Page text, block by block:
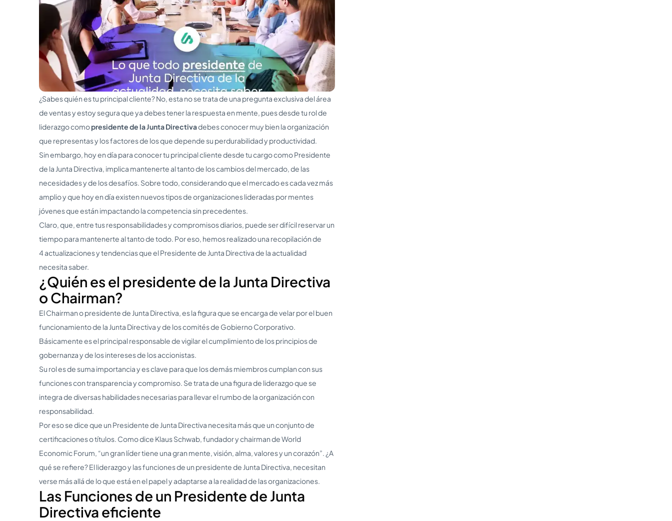
¿Sabes quién es tu principal cliente? No, esta no se trata de una pregunta exclusiva del área
de ventas y estoy segura que ya debes tener la respuesta en mente, pues desde tu rol de
liderazgo comopresidente de la Junta Directivadebes conocer muy bien la organización
que representas y los factores de los que depende su perdurabilidad y productividad.
Sin embargo, hoy en día para conocer tu principal cliente desde tu cargo como Presidente
de la Junta Directiva, implica mantenerte al tanto de los cambios del mercado, de las
necesidades y de los desafíos. Sobre todo, considerando que el mercado es cada vez más
amplio y que hoy en día existen nuevos tipos de organizaciones lideradas por mentes
jóvenes que están impactando la competencia sin precedentes.
Claro, que, entre tus responsabilidades y compromisos diarios, puede ser difícil reservar un
tiempo para mantenerte al tanto de todo. Por eso, hemos realizado una recopilación de
4 actualizaciones y tendencias que el Presidente de Junta Directiva de la actualidad
necesita saber.
¿Quién es el presidente de la Junta Directiva
o Chairman?
El Chairman o presidente de Junta Directiva, es la figura que se encarga de velar por el buen
funcionamiento de la Junta Directiva y de los comités de Gobierno Corporativo.
Básicamente es el principal responsable de vigilar el cumplimiento de los principios de
gobernanza y de los intereses de los accionistas.
Su rol es de suma importancia y es clave para que los demás miembros cumplan con sus
funciones con transparencia y compromiso. Se trata de una figura de liderazgo que se
integra de diversas habilidades necesarias para llevar el rumbo de la organización con
responsabilidad.
Por eso se dice que un Presidente de Junta Directiva necesita más que un conjunto de
certificaciones o títulos. Como dice Klaus Schwab, fundador y chairman de World
Economic Forum, “un gran líder tiene una gran mente, visión, alma, valores y un corazón”. ¿A
qué se refiere? El liderazgo y las funciones de un presidente de Junta Directiva, necesitan
verse más allá de lo que está en el papel y adaptarse a la realidad de las organizaciones.
Las Funciones de un Presidente de Junta
Directiva eficiente